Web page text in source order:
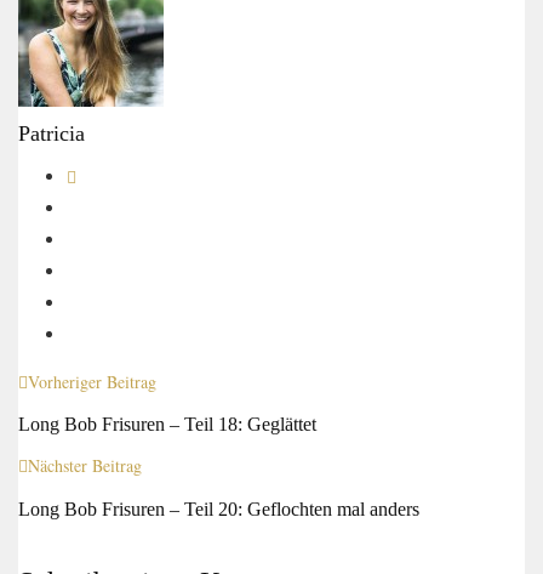
Patricia
Vorheriger Beitrag
Long Bob Frisuren – Teil 18: Geglättet
Nächster Beitrag
Long Bob Frisuren – Teil 20: Geflochten mal anders